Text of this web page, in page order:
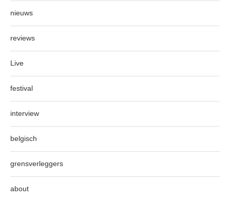
nieuws
reviews
Live
festival
interview
belgisch
grensverleggers
about